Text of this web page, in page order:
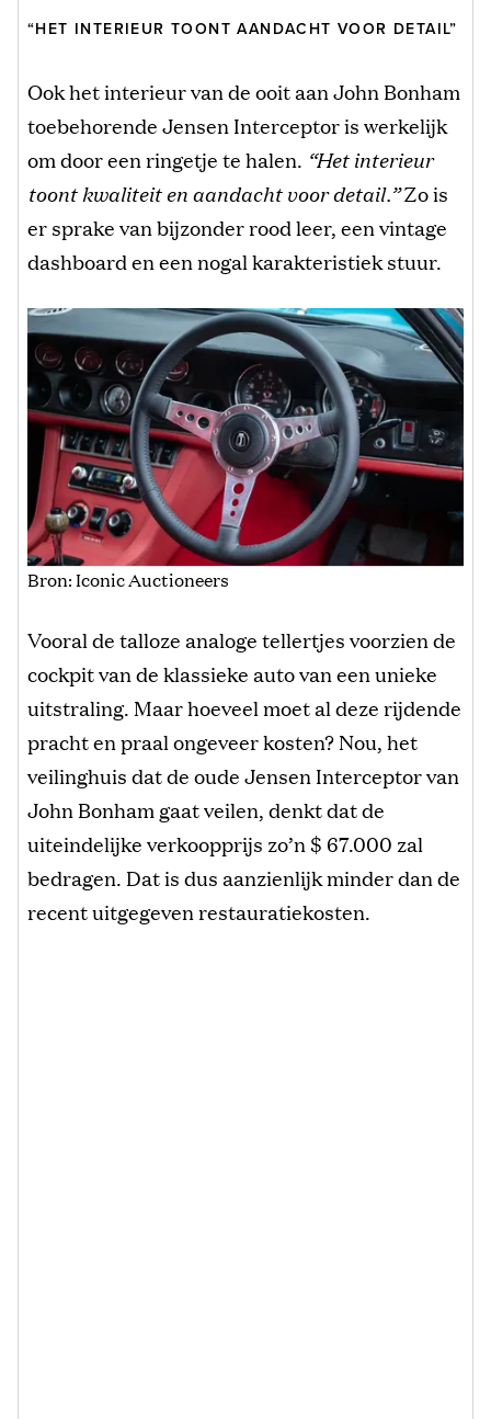
“HET INTERIEUR TOONT AANDACHT VOOR DETAIL”
Ook het interieur van de ooit aan John Bonham
toebehorende Jensen Interceptor is werkelijk
om door een ringetje te halen. “Het interieur
toont kwaliteit en aandacht voor detail.”Zo is
er sprake van bijzonder rood leer, een vintage
dashboard en een nogal karakteristiek stuur.
Bron: Iconic Auctioneers
Vooral de talloze analoge tellertjes voorzien de
cockpit van de klassieke auto van een unieke
uitstraling. Maar hoeveel moet al deze rijdende
pracht en praal ongeveer kosten? Nou, het
veilinghuis dat de oude Jensen Interceptor van
John Bonham gaat veilen, denkt dat de
uiteindelijke verkoopprijs zo’n $ 67.000 zal
bedragen. Dat is dus aanzienlijk minder dan de
recent uitgegeven restauratiekosten.